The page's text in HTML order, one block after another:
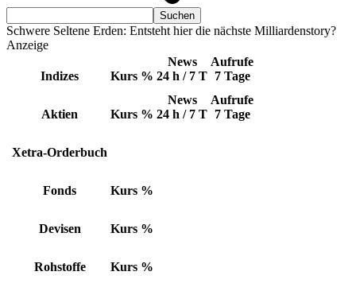
Schwere Seltene Erden: Entsteht hier die nächste Milliardenstory?
Anzeige
Indizes Kurs %
News
24 h / 7 T
Aufrufe
7 Tage
Aktien Kurs %
News
24 h / 7 T
Aufrufe
7 Tage
Xetra-Orderbuch
Fonds Kurs %
Devisen Kurs %
Rohstoffe Kurs %